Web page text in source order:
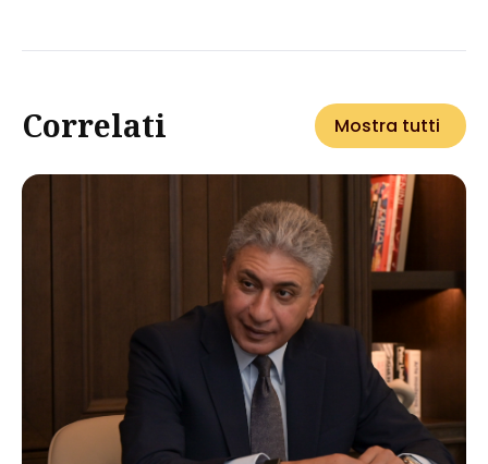
Correlati Mostra tutti